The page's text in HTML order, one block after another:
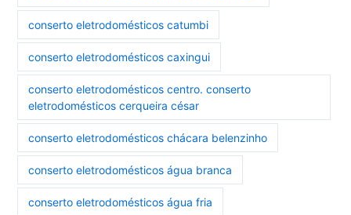
conserto eletrodomésticos catumbi
conserto eletrodomésticos caxingui
conserto eletrodomésticos centro. conserto
eletrodomésticos cerqueira césar
conserto eletrodomésticos chácara belenzinho
conserto eletrodomésticos água branca
conserto eletrodomésticos água fria